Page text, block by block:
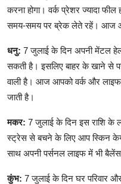
करना होगा। वर्क प्रेशर ज्यादा
समय-समय पर ब्रेक लेते रहें। आज
धनु: 7 जुलाई के दिन अपनी मेंटल
सकती है। इसलिए बाहर के खाने से
वाली है। आज आपको वर्क और
जाती है।
मकर: 7 जुलाई के दिन इस राशि के
स्ट्रेस से बचने के लिए आप स्किन
साथ अपनी पर्सनल लाइफ में भी
कुंभ: 7 जुलाई के दिन घर परिवार